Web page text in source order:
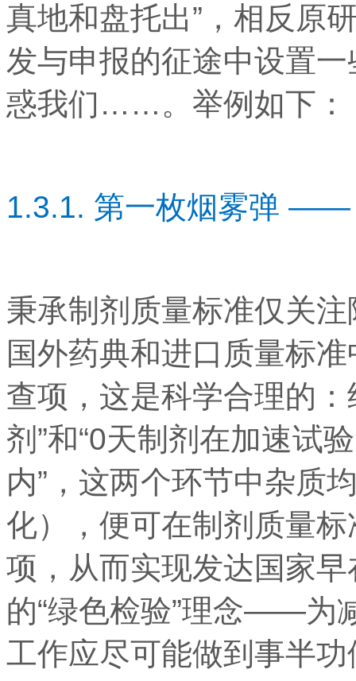
真地和盘托出”，相反原
发与申报的征途中设置
惑我们……。举例如下：
1.3.1. 第一枚烟雾弹 ——
秉承制剂质量标准仅关
国外药典和进口质量标
查项，这是科学合理的
剂”和“0天制剂在加速试
内”，这两个环节中杂质
化），便可在制剂质量
项，从而实现发达国家
的“绿色检验”理念——为
工作应尽可能做到事半